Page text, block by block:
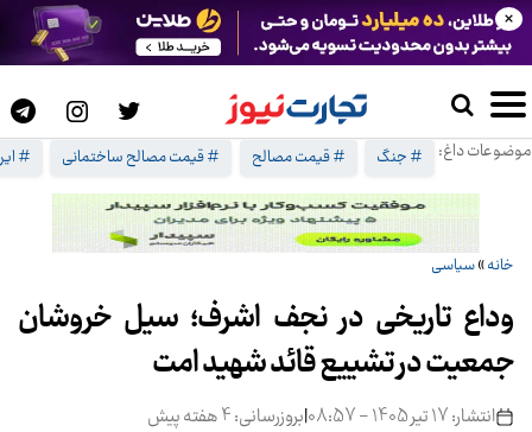
موضوعات داغ: # جنگ # قیمت مصالح # قیمت مصالح ساختمانی #
×
خانه»سیاسی
وداع تاریخی در نجف اشرف؛ سیل خروشان
جمعیت در تشییع قائد شهید امت
انتشار: 17 تیر 1405 - 08:57 |بروزرسانی: 4 هفته پیش